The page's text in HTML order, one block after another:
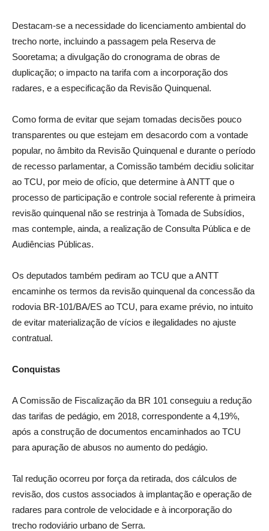
Destacam-se a necessidade do licenciamento ambiental do
trecho norte, incluindo a passagem pela Reserva de
Sooretama; a divulgação do cronograma de obras de
duplicação; o impacto na tarifa com a incorporação dos
radares, e a especificação da Revisão Quinquenal.
Como forma de evitar que sejam tomadas decisões pouco
transparentes ou que estejam em desacordo com a vontade
popular, no âmbito da Revisão Quinquenal e durante o período
de recesso parlamentar, a Comissão também decidiu solicitar
ao TCU, por meio de ofício, que determine à ANTT que o
processo de participação e controle social referente à primeira
revisão quinquenal não se restrinja à Tomada de Subsídios,
mas contemple, ainda, a realização de Consulta Pública e de
Audiências Públicas.
Os deputados também pediram ao TCU que a ANTT
encaminhe os termos da revisão quinquenal da concessão da
rodovia BR-101/BA/ES ao TCU, para exame prévio, no intuito
de evitar materialização de vícios e ilegalidades no ajuste
contratual.
Conquistas
A Comissão de Fiscalização da BR 101 conseguiu a redução
das tarifas de pedágio, em 2018, correspondente a 4,19%,
após a construção de documentos encaminhados ao TCU
para apuração de abusos no aumento do pedágio.
Tal redução ocorreu por força da retirada, dos cálculos de
revisão, dos custos associados à implantação e operação de
radares para controle de velocidade e à incorporação do
trecho rodoviário urbano de Serra.